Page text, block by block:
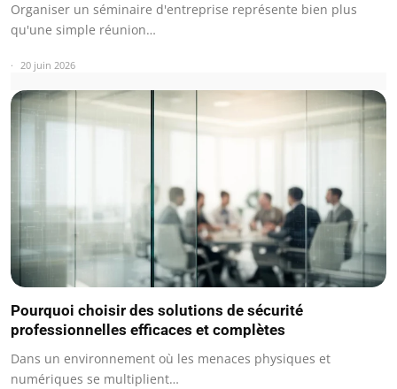
Organiser un séminaire d'entreprise représente bien plus
qu'une simple réunion…
20 juin 2026
Pourquoi choisir des solutions de sécurité
professionnelles efficaces et complètes
Dans un environnement où les menaces physiques et
numériques se multiplient…